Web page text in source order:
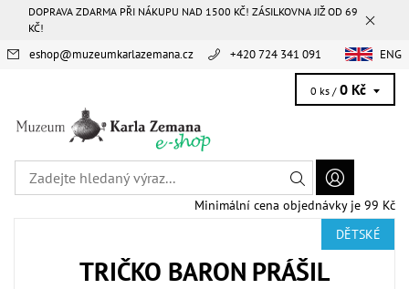
DOPRAVA ZDARMA PŘI NÁKUPU NAD 1500 KČ! ZÁSILKOVNA JIŽ OD 69
KČ!
+420 724 341 091
eshop@muzeumkarlazemana.cz ENG
0 ks / 0 Kč
Minimální cena objednávky je 99 Kč
DĚTSKÉ
TRIČKO BARON PRÁŠIL